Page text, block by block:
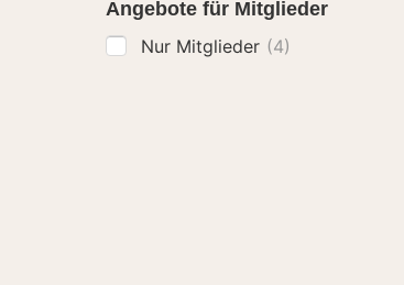
Angebote für Mitglieder
Nur Mitglieder (4)